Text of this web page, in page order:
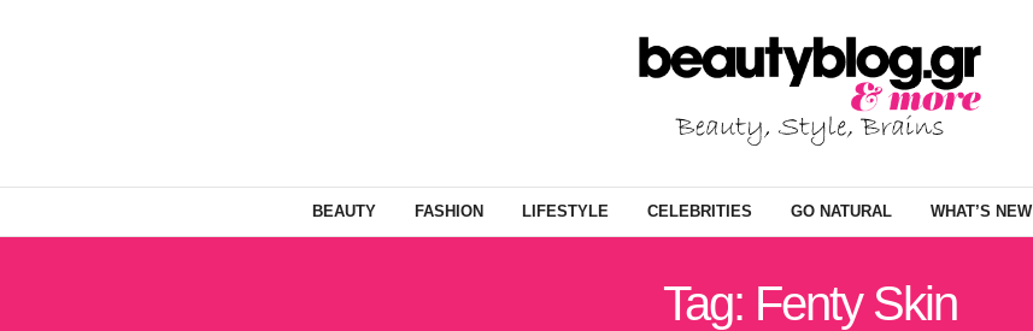
BEAUTY FASHION LIFESTYLE CELEBRITIES GO NATURAL WHAT’S NEW
Tag: Fenty Skin